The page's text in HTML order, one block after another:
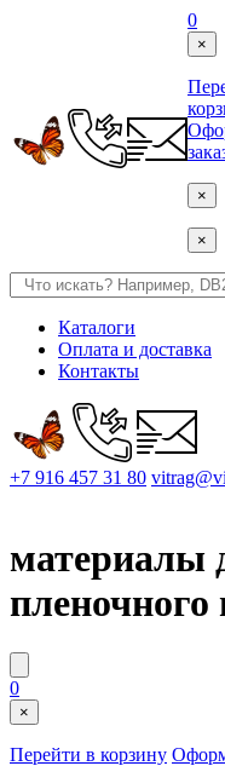
0
×
×
×
Каталоги
Оплата и доставка
Контакты
+7 916 457 31 80
материалы
0
×
Перейти в корзину